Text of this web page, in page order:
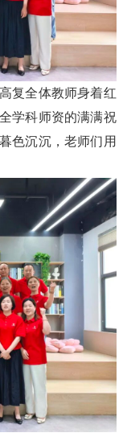
复全体教师身着红
学科师资的满满祝
色沉沉，老师们用